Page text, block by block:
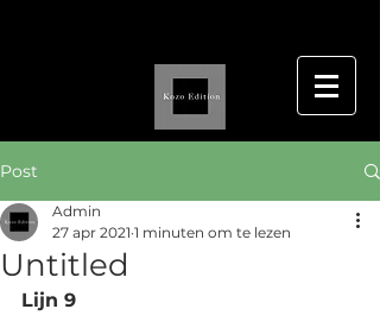
Post
Untitled
Admin
27 apr 2021 1 minuten om te lezen
Lijn 9